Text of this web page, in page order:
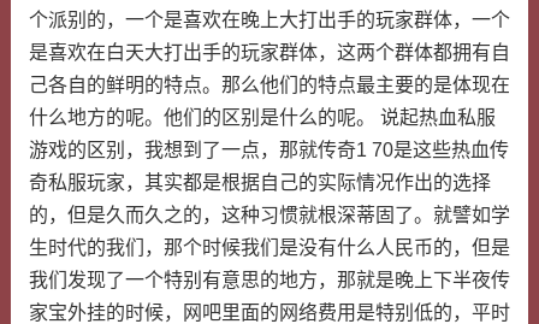
个派别的，一个是喜欢在晚上大打出手的玩家群体，一个
是喜欢在白天大打出手的玩家群体，这两个群体都拥有自
己各自的鲜明的特点。那么他们的特点最主要的是体现在
什么地方的呢。他们的区别是什么的呢。 说起热血私服
游戏的区别，我想到了一点，那就传奇1 70是这些热血传
奇私服玩家，其实都是根据自己的实际情况作出的选择
的，但是久而久之的，这种习惯就根深蒂固了。就譬如学
生时代的我们，那个时候我们是没有什么人民币的，但是
我们发现了一个特别有意思的地方，那就是晚上下半夜传
家宝外挂的时候，网吧里面的网络费用是特别低的，平时